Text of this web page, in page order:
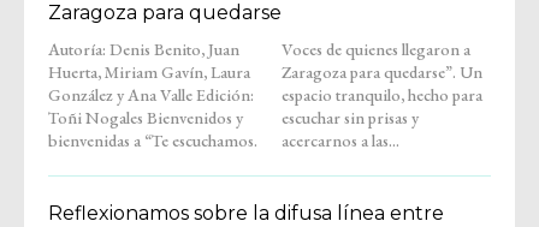
Zaragoza para quedarse
Autoría: Denis Benito, Juan
Huerta, Miriam Gavín, Laura
González y Ana Valle Edición:
Toñi Nogales Bienvenidos y
bienvenidas a “Te escuchamos.
Voces de quienes llegaron a
Zaragoza para quedarse”. Un
espacio tranquilo, hecho para
escuchar sin prisas y
acercarnos a las...
Reflexionamos sobre la difusa línea entre